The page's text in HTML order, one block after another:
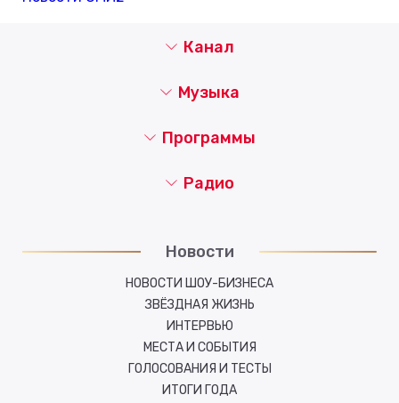
Канал
Музыка
Новости
НОВОСТИ ШОУ-БИЗНЕСА
ЗВЁЗДНАЯ ЖИЗНЬ
ИНТЕРВЬЮ
МЕСТА И СОБЫТИЯ
ГОЛОСОВАНИЯ И ТЕСТЫ
ИТОГИ ГОДА
Программы
Радио